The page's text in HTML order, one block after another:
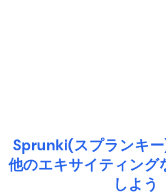
Sprunki(スプランキー
他のエキサイティング
しよう